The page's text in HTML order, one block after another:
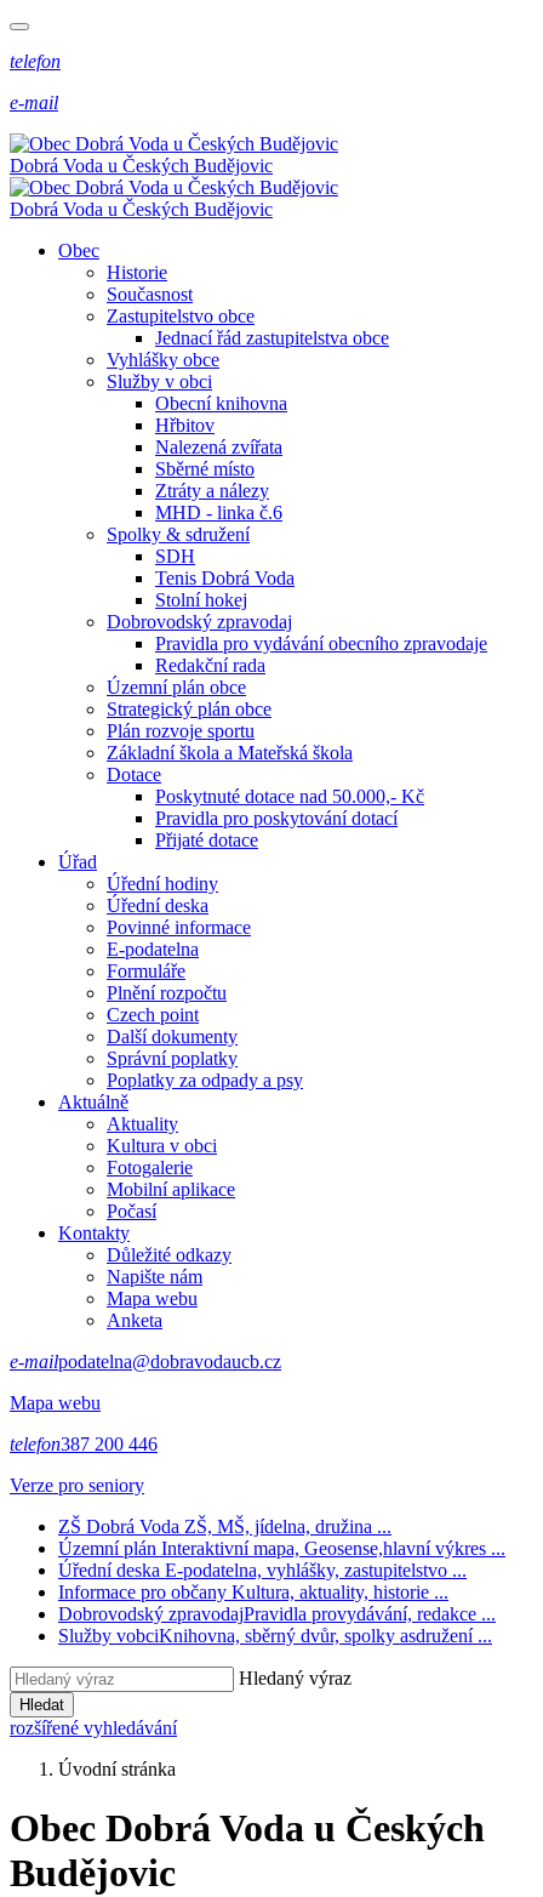
telefon
e-mail
Dobrá Voda u Českých Budějovic
Dobrá Voda u Českých Budějovic
Obec
Historie
Současnost
Zastupitelstvo obce
Jednací řád zastupitelstva obce
Vyhlášky obce
Služby v obci
Obecní knihovna
Hřbitov
Nalezená zvířata
Sběrné místo
Ztráty a nálezy
MHD - linka č.6
Spolky & sdružení
SDH
Tenis Dobrá Voda
Stolní hokej
Dobrovodský zpravodaj
Pravidla pro vydávání obecního zpravodaje
Redakční rada
Územní plán obce
Strategický plán obce
Plán rozvoje sportu
Základní škola a Mateřská škola
Dotace
Poskytnuté dotace nad 50.000,- Kč
Pravidla pro poskytování dotací
Přijaté dotace
Úřad
Úřední hodiny
Úřední deska
Povinné informace
E-podatelna
Formuláře
Plnění rozpočtu
Czech point
Další dokumenty
Správní poplatky
Poplatky za odpady a psy
Aktuálně
Aktuality
Kultura v obci
Fotogalerie
Mobilní aplikace
Počasí
Kontakty
Důležité odkazy
Napište nám
Mapa webu
Anketa
e-mailpodatelna@dobravodaucb.cz
Mapa webu
telefon387 200 446
Verze pro seniory
ZŠ Dobrá Voda ZŠ, MŠ, jídelna, družina ...
Územní plán Interaktivní mapa, Geosense,hlavní výkres ...
Úřední deska E-podatelna, vyhlášky, zastupitelstvo ...
Informace pro občany Kultura, aktuality, historie ...
Dobrovodský zpravodajPravidla provydávání, redakce ...
Služby vobciKnihovna, sběrný dvůr, spolky asdružení ...
Hledaný výraz
Hledat
rozšířené vyhledávání
Úvodní stránka
Obec Dobrá Voda u Českých
Budějovic